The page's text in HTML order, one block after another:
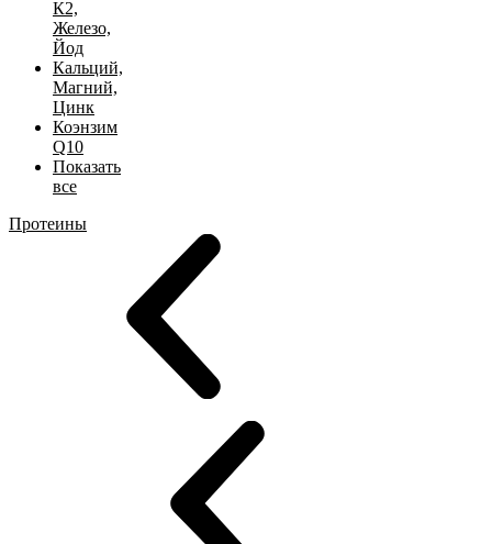
К2,
Железо,
Йод
Кальций,
Магний,
Цинк
Коэнзим
Q10
Показать
все
Протеины